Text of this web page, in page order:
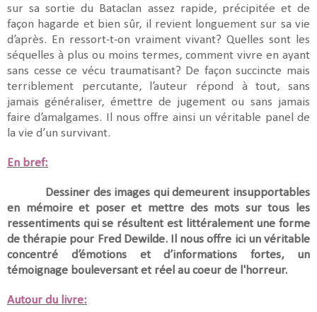
sur sa sortie du Bataclan assez rapide, précipitée et de
façon hagarde et bien sûr, il revient longuement sur sa vie
d’après. En ressort-t-on vraiment vivant? Quelles sont les
séquelles à plus ou moins termes, comment vivre en ayant
sans cesse ce vécu traumatisant? De façon succincte mais
terriblement percutante, l’auteur répond à tout, sans
jamais généraliser, émettre de jugement ou sans jamais
faire d’amalgames. Il nous offre ainsi un véritable panel de
la vie d’un survivant.
En bref:
Dessiner des images qui demeurent insupportables
en mémoire et poser et mettre des mots sur tous les
ressentiments qui se résultent est littéralement une forme
de thérapie pour Fred Dewilde. Il nous offre ici un véritable
concentré d’émotions et d’informations fortes, un
témoignage bouleversant et réel au coeur de l'horreur.
Autour du livre: